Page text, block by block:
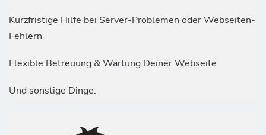
Kurzfristige Hilfe bei Server-Problemen oder Webseiten-
Fehlern
Flexible Betreuung & Wartung Deiner Webseite.
Und sonstige Dinge.